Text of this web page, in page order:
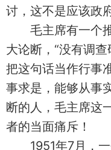
讨，这不是应该政
毛主席有一个推
大论断，“没有调
把这句话当作行事
事求是，能够从事
断的人，毛主席这
者的当面痛斥！
1951年7月，一